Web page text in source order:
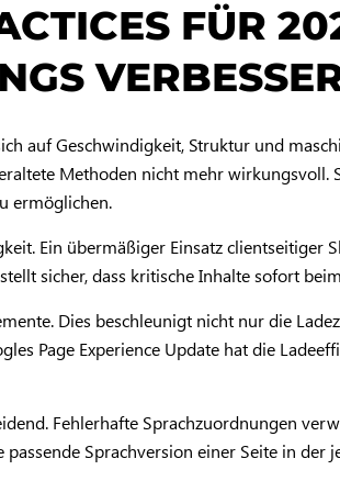
FÜR
auf Geschwindigkeit, Struktur und
Methoden nicht mehr wirkungsvoll.
ermöglichen.
Ein übermäßiger Einsatz clientseitiger
sicher, dass kritische Inhalte sofort
Dies beschleunigt nicht nur die
Page Experience Update hat die
Fehlerhafte Sprachzuordnungen
Sprachversion einer Seite in der